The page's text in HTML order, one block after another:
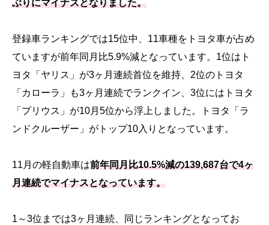
ぶりにマイナスとなりました。
登録車ランキングでは15位中、11車種をトヨタ車が占め
ていますが前年同月比5.9%減となっています。1位はト
ヨタ「ヤリス」が3ヶ月連続首位を維持、2位のトヨタ
「カローラ」も3ヶ月連続でランクイン、3位にはトヨタ
「プリウス」が10月5位から浮上しました。トヨタ「ラ
ンドクルーザー」がトップ10入りとなっています。
11月の軽自動車は前年同月比10.5%減の139,687台で4ヶ
月連続でマイナスとなっています。
1～3位までは3ヶ月連続、同じランキングとなってお